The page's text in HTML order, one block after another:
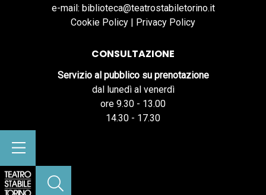
e-mail: biblioteca@teatrostabiletorino.it
Cookie Policy | Privacy Policy
CONSULTAZIONE
Servizio al pubblico su prenotazione
dal lunedì al venerdì
ore 9.30 - 13.00
14.30 - 17.30